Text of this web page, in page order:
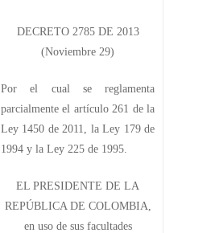
DECRETO 2785 DE 2013
(Noviembre 29)
Por el cual se reglamenta
parcialmente el artículo 261 de la
Ley 1450 de 2011, la Ley 179 de
1994 y la Ley 225 de 1995.
EL PRESIDENTE DE LA
REPÚBLICA DE COLOMBIA,
en uso de sus facultades